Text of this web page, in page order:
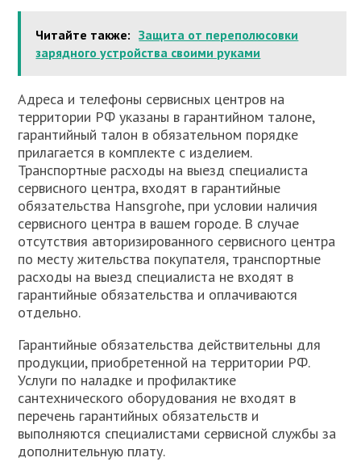
Читайте также: Защита от переполюсовки
зарядного устройства своими руками
Адреса и телефоны сервисных центров на
территории РФ указаны в гарантийном талоне,
гарантийный талон в обязательном порядке
прилагается в комплекте с изделием.
Транспортные расходы на выезд специалиста
сервисного центра, входят в гарантийные
обязательства Hansgrohe, при условии наличия
сервисного центра в вашем городе. В случае
отсутствия авторизированного сервисного центра
по месту жительства покупателя, транспортные
расходы на выезд специалиста не входят в
гарантийные обязательства и оплачиваются
отдельно.
Гарантийные обязательства действительны для
продукции, приобретенной на территории РФ.
Услуги по наладке и профилактике
сантехнического оборудования не входят в
перечень гарантийных обязательств и
выполняются специалистами сервисной службы за
дополнительную плату.